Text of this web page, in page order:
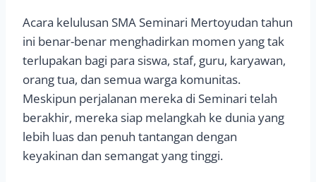
Acara kelulusan SMA Seminari Mertoyudan tahun
ini benar-benar menghadirkan momen yang tak
terlupakan bagi para siswa, staf, guru, karyawan,
orang tua, dan semua warga komunitas.
Meskipun perjalanan mereka di Seminari telah
berakhir, mereka siap melangkah ke dunia yang
lebih luas dan penuh tantangan dengan
keyakinan dan semangat yang tinggi.